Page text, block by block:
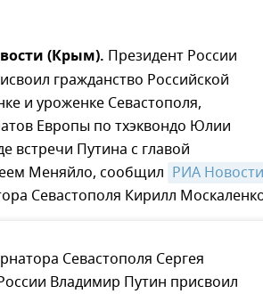
(Крым). Президент России
гражданство Российской
и уроженке Севастополя,
Европы по тхэквондо Юлии
встречи Путина с главой
Меняйло, сообщил РИА Новости
Севастополя Кирилл
Севастополя Сергея
Владимир Путин присвоил